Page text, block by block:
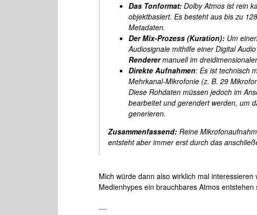
Das Tonformat: Dolby Atmos ist rein
objektbasiert. Es besteht aus bis zu
Metadaten.
Der Mix-Prozess (Kuration): Um
Audiosignale mithilfe einer Digital
Renderermanuell im
Direkte Aufnahmen: Es ist technisch
Mehrkanal-Mikrofonie (z. B. 29
Diese Rohdaten müssen jedoch im
bearbeitet und gerendert werden, um
generieren.
Zusammenfassend: Reine
entsteht aber immer erst durch das
Mich würde dann also wirklich mal
Medienhypes ein brauchbares Atmos entstehen